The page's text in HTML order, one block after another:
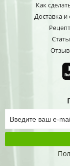
Как
Доставка и